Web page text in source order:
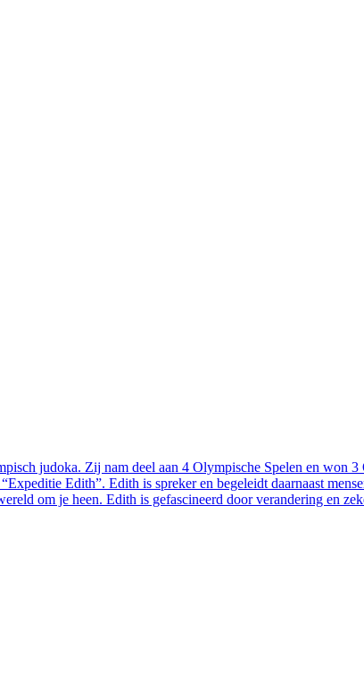
judoka. Zij nam deel aan 4 Olympische Spelen en won
Edith”. Edith is spreker en begeleidt daarnaast
om je heen. Edith is gefascineerd door verandering en